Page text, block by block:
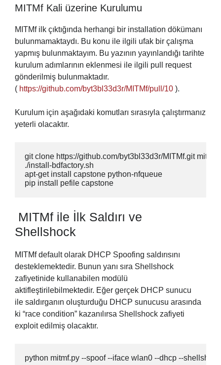
MITMf Kali üzerine Kurulumu
MITMf ilk çıktığında herhangi bir installation dökümanı
bulunmamaktaydı. Bu konu ile ilgili ufak bir çalışma
yapmış bulunmaktayım. Bu yazının yayınlandığı tarihte
kurulum adımlarının eklenmesi ile ilgili pull request
gönderilmiş bulunmaktadır.
( https://github.com/byt3bl33d3r/MITMf/pull/10 ).
Kurulum için aşağıdaki komutları sırasıyla çalıştırmanız
yeterli olacaktır.
git clone https://github.com/byt3bl33d3r/MITMf.git mitmf
./install-bdfactory.sh
apt-get install capstone python-nfqueue
pip install pefile capstone
MITMf ile İlk Saldırı ve
Shellshock
MITMf default olarak DHCP Spoofing saldırısını
desteklemektedir. Bunun yanı sıra Shellshock
zafiyetinide kullanabilen modülü
aktifleştirilebilmektedir. Eğer gerçek DHCP sunucu
ile saldırganın oluşturduğu DHCP sunucusu arasında
ki “race condition” kazanılırsa Shellshock zafiyeti
exploit edilmiş olacaktır.
python mitmf.py --spoof --iface wlan0 --dhcp --shellshock